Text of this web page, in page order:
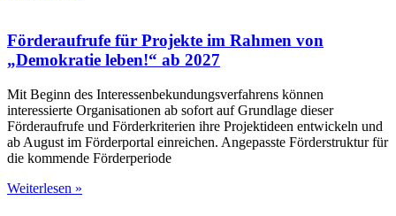
Förderaufrufe für Projekte im Rahmen von
„Demokratie leben!“ ab 2027
Mit Beginn des Interessenbekundungsverfahrens können
interessierte Organisationen ab sofort auf Grundlage dieser
Förderaufrufe und Förderkriterien ihre Projektideen entwickeln und
ab August im Förderportal einreichen. Angepasste Förderstruktur für
die kommende Förderperiode
Weiterlesen »